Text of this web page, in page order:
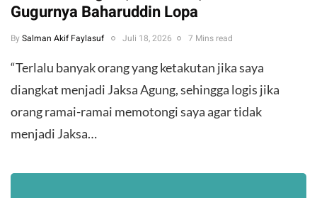
Gugurnya Baharuddin Lopa
By Salman Akif Faylasuf Juli 18, 2026 7 Mins read
“Terlalu banyak orang yang ketakutan jika saya
diangkat menjadi Jaksa Agung, sehingga logis jika
orang ramai-ramai memotongi saya agar tidak
menjadi Jaksa…